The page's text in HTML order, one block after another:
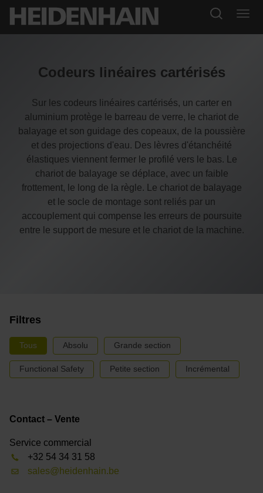
Codeurs linéaires cartérisés
Sur les codeurs linéaires cartérisés, un carter en
aluminium protège le barreau de verre, le chariot de
balayage et son guidage des copeaux, de la poussière
et des projections d'eau. Des lèvres d'étanchéité
élastiques viennent fermer le profilé vers le bas. Le
chariot de balayage se déplace, avec un faible
frottement, le long de la règle. Le chariot de balayage
et le socle de montage sont reliés par un
accouplement qui compense les erreurs de poursuite
entre le support de mesure et le chariot de la machine.
Filtres
Tous Absolu Grande section
Functional Safety Petite section Incrémental
Contact – Vente
Service commercial
+32 54 34 31 58
sales@heidenhain.be